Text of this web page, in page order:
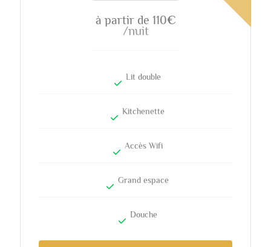
à partir de 110€
/nuit
Lit double
Kitchenette
Accès Wifi
Grand espace
Douche